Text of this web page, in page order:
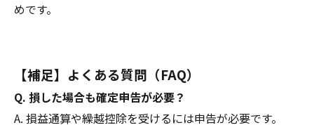
めです。
【補足】よくある質問（FAQ）
Q. 損した場合も確定申告が必要？
A. 損益通算や繰越控除を受けるには申告が必要です。